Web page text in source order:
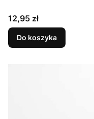
Cena
12,95 zł
Do koszyka